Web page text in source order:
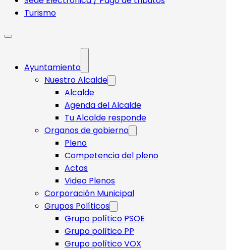
Turismo
Ayuntamiento
Nuestro Alcalde
Alcalde
Agenda del Alcalde
Tu Alcalde responde​
Organos de gobierno
Pleno
Competencia del pleno
Actas
Video Plenos
Corporación Municipal
Grupos Políticos
Grupo político PSOE
Grupo político PP
Grupo político VOX